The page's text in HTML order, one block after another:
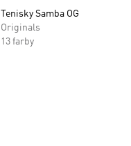
Tenisky Samba OG
Originals
13 farby